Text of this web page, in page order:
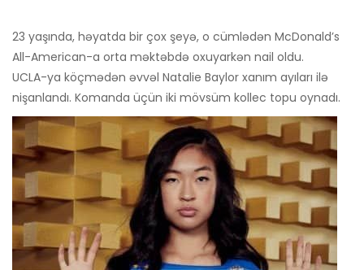
23 yaşında, həyatda bir çox şeyə, o cümlədən McDonald’s
All-American-a orta məktəbdə oxuyarkən nail oldu.
UCLA-ya köçmədən əvvəl Natalie Baylor xanım ayıları ilə
nişanlandı. Komanda üçün iki mövsüm kollec topu oynadı.